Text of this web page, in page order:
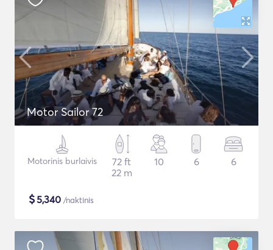
Motor Sailor 72
Motorinis burlaivis
72 ft
22 m
10 6 6
$5,340 /naktinis